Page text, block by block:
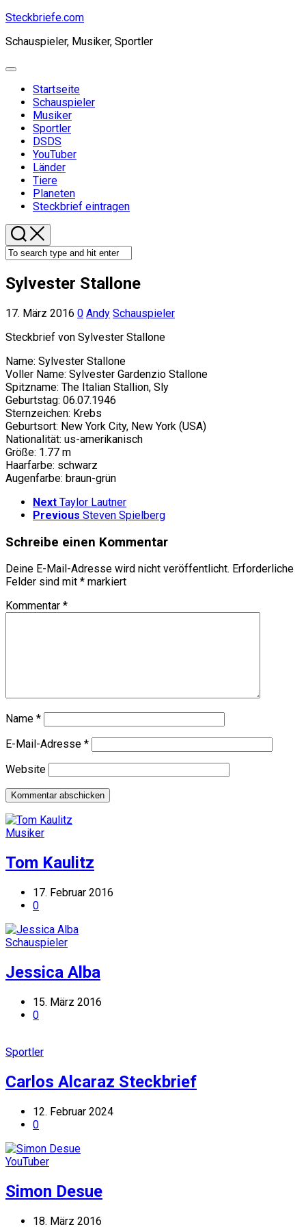
Skip
content
Steckbriefe.com
Schauspieler, Musiker, Sportler
Expand
Startseite
Current
Page
Parent
Schauspieler
Musiker
Sportler
DSDS
YouTuber
Länder
Tiere
Planeten
Steckbrief eintragen
Sylvester Stallone
17. März 2016 0 Andy Schauspieler
Steckbrief von Sylvester Stallone
Name: Sylvester Stallone
Voller Name: Sylvester Gardenzio Stallone
Spitzname: The Italian Stallion, Sly
Geburtstag: 06.07.1946
Sternzeichen: Krebs
Geburtsort: New York City, New York (USA)
Nationalität: us-amerikanisch
Größe: 1.77 m
Haarfarbe: schwarz
Augenfarbe: braun-grün
Next Taylor Lautner
Previous Steven Spielberg
Schreibe einen Kommentar
Deine E-Mail-Adresse wird nicht veröffentlicht. Erforderliche
Felder sind mit * markiert
Kommentar *
Name *
E-Mail-Adresse *
Website
Musiker
Tom Kaulitz
17. Februar 2016
0
Schauspieler
Jessica Alba
15. März 2016
0
Sportler
Carlos Alcaraz Steckbrief
12. Februar 2024
0
YouTuber
Simon Desue
18. März 2016